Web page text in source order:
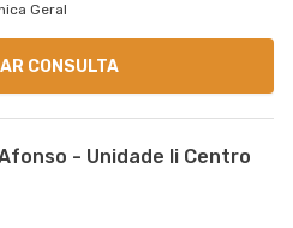
Geral
CONSULTA
- Unidade Ii Centro